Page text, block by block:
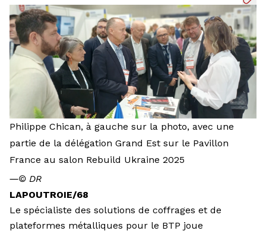
Philippe Chican, à gauche sur la photo, avec une
partie de la délégation Grand Est sur le Pavillon
France au salon Rebuild Ukraine 2025
―© DR
LAPOUTROIE/68
Le spécialiste des solutions de coffrages et de
plateformes métalliques pour le BTP joue